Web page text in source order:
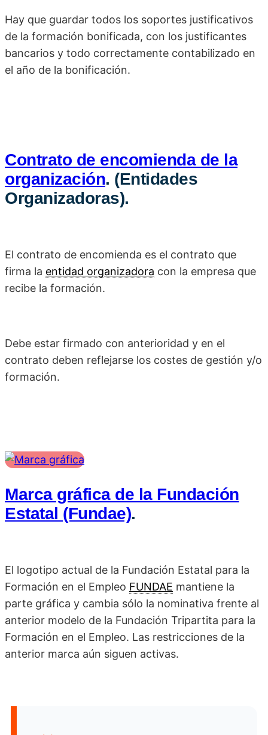
Hay que guardar todos los soportes justificativos
de la formación bonificada, con los justificantes
bancarios y todo correctamente contabilizado en
el año de la bonificación.
Contrato de encomienda de la
organización. (Entidades
Organizadoras).
El contrato de encomienda es el contrato que
firma la entidad organizadora con la empresa que
recibe la formación.
Debe estar firmado con anterioridad y en el
contrato deben reflejarse los costes de gestión y/o
formación.
Marca gráfica de la Fundación
Estatal (Fundae).
El logotipo actual de la Fundación Estatal para la
Formación en el Empleo FUNDAE mantiene la
parte gráfica y cambia sólo la nominativa frente al
anterior modelo de la Fundación Tripartita para la
Formación en el Empleo. Las restricciones de la
anterior marca aún siguen activas.